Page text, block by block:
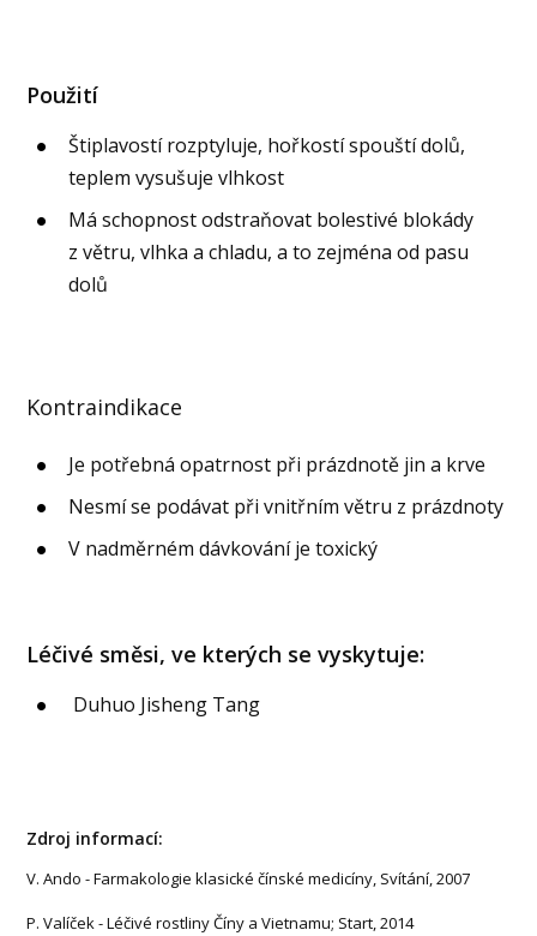
Použití
Štiplavostí rozptyluje, hořkostí spouští dolů,
teplem vysušuje vlhkost
Má schopnost odstraňovat bolestivé blokády
z větru, vlhka a chladu, a to zejména od pasu
dolů
Kontraindikace
Je potřebná opatrnost při prázdnotě jin a krve
Nesmí se podávat při vnitřním větru z prázdnoty
V nadměrném dávkování je toxický
Léčivé směsi, ve kterých se vyskytuje:
Duhuo Jisheng Tang
Zdroj informací:
V. Ando - Farmakologie klasické čínské medicíny, Svítání, 2007
P. Valíček - Léčivé rostliny Číny a Vietnamu; Start, 2014